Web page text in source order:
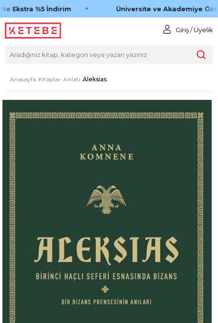
Ekstra %5 İndirim Üniversite ve Akademiye
Giriş / Üyelik
Anasayfa Kitaplar Anlatı Aleksias